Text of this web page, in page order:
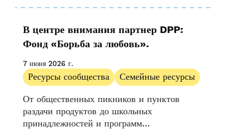
ребенка. Мы стремимся поддерживать
формируют...
В центре внимания партнер DPP:
Фонд «Борьба за любовь».
7 июня 2026 г.
Ресурсы сообщества
Семейные ресурсы
От общественных пикников и пунктов
раздачи продуктов до школьных
принадлежностей и программ